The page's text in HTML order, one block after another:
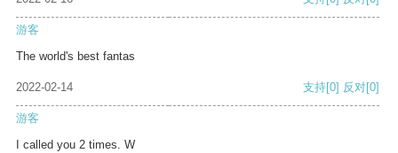
游客
The world's best fantas
2022-02-14 支持[0] 反对[0]
游客
I called you 2 times. W